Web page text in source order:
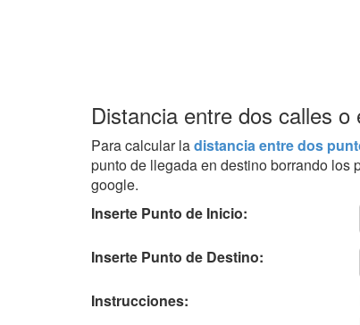
Distancia entre dos calles
Para calcular ladistancia entre dos
punto de llegada en destino borrando
google.
Inserte Punto de Inicio:
Inserte Punto de Destino:
Instrucciones: